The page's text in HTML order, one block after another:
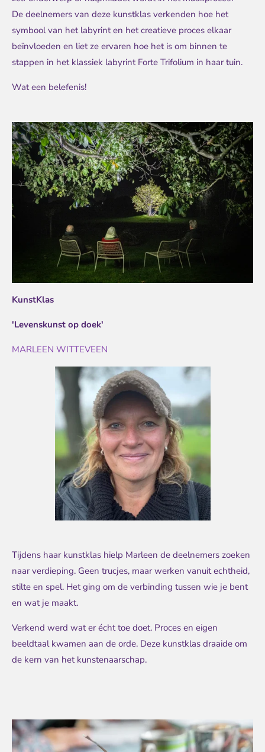
De deelnemers van deze kunstklas verkenden hoe het
symbool van het labyrint en het creatieve proces elkaar
beïnvloeden en liet ze ervaren hoe het is om binnen te
stappen in het klassiek labyrint Forte Trifolium in haar tuin.
Wat een belefenis!
KunstKlas
'Levenskunst op doek'
MARLEEN WITTEVEEN
Tijdens haar kunstklas hielp Marleen de deelnemers zoeken
naar verdieping. Geen trucjes, maar werken vanuit echtheid,
stilte en spel. Het ging om de verbinding tussen wie je bent
en wat je maakt.
Verkend werd wat er écht toe doet. Proces en eigen
beeldtaal kwamen aan de orde. Deze kunstklas draaide om
de kern van het kunstenaarschap.